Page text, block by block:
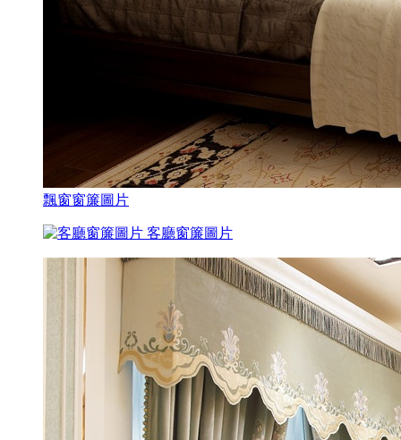
飄窗窗簾圖片
客廳窗簾圖片